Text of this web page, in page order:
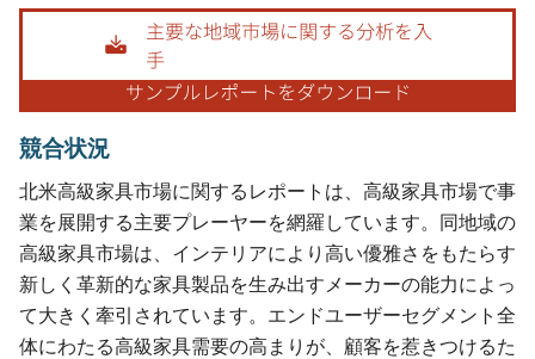
画像 © Mordor Intelligence。再利用にはCC BY 4.0の表示が必要です。
競合状況
北米高級家具市場に関するレポートは、高級家具市場で事
業を展開する主要プレーヤーを網羅しています。同地域の
高級家具市場は、インテリアにより高い優雅さをもたらす
新しく革新的な家具製品を生み出すメーカーの能力によっ
て大きく牽引されています。エンドユーザーセグメント全
体にわたる高級家具需要の高まりが、顧客を惹きつけるた